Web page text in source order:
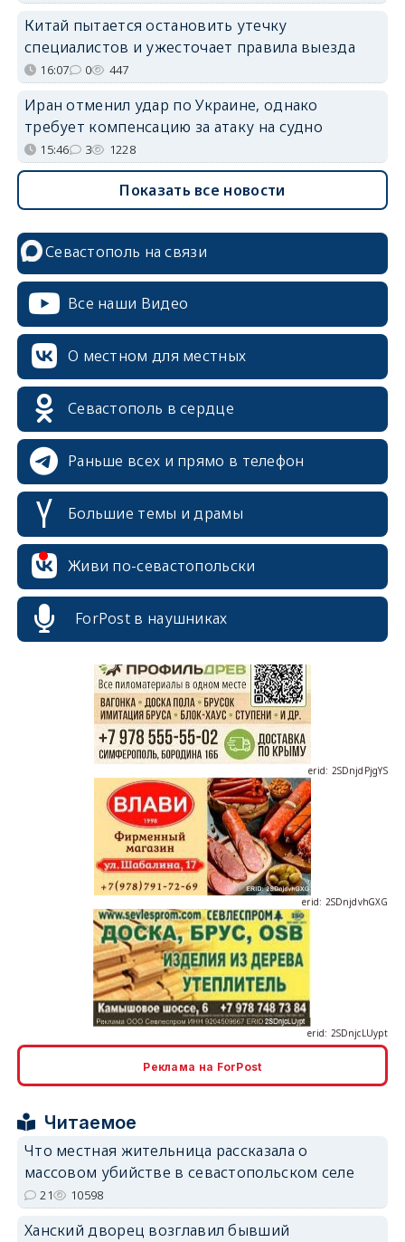
Китай пытается остановить утечку
специалистов и ужесточает правила выезда
16:07 0 447
Иран отменил удар по Украине, однако
требует компенсацию за атаку на судно
15:46 3 1228
Показать все новости
Севастополь на связи
Все наши Видео
О местном для местных
Севастополь в сердце
Раньше всех и прямо в телефон
Большие темы и драмы
Живи по-севастопольски
ForPost в наушниках
erid: 2SDnjcrDNw6
erid: 2SDnjdPjgYS
erid: 2SDnjdvhGXG
Реклама на ForPost
Читаемое
Что местная жительница рассказала о
массовом убийстве в севастопольском селе
21 10598
Ханский дворец возглавил бывший